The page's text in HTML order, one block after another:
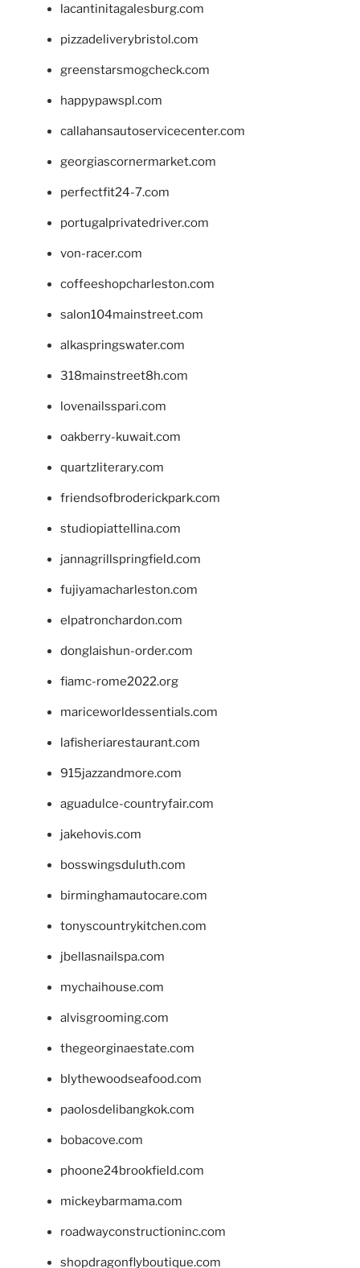
lacantinitagalesburg.com
pizzadeliverybristol.com
greenstarsmogcheck.com
happypawspl.com
callahansautoservicecenter.com
georgiascornermarket.com
perfectfit24-7.com
portugalprivatedriver.com
von-racer.com
coffeeshopcharleston.com
salon104mainstreet.com
alkaspringswater.com
318mainstreet8h.com
lovenailsspari.com
oakberry-kuwait.com
quartzliterary.com
friendsofbroderickpark.com
studiopiattellina.com
jannagrillspringfield.com
fujiyamacharleston.com
elpatronchardon.com
donglaishun-order.com
fiamc-rome2022.org
mariceworldessentials.com
lafisheriarestaurant.com
915jazzandmore.com
aguadulce-countryfair.com
jakehovis.com
bosswingsduluth.com
birminghamautocare.com
tonyscountrykitchen.com
jbellasnailspa.com
mychaihouse.com
alvisgrooming.com
thegeorginaestate.com
blythewoodseafood.com
paolosdelibangkok.com
bobacove.com
phoone24brookfield.com
mickeybarmama.com
roadwayconstructioninc.com
shopdragonflyboutique.com